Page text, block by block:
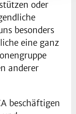
oder
besonders
eine ganz
anderer
beschäftigen